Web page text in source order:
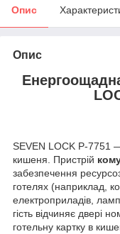
Опис
Опис
SEVEN LOCK P-7751
кишеня. Пристрій
забезпечення
готелях (наприклад,
електроприладів,
гість відчиняє двері
готельну картку в